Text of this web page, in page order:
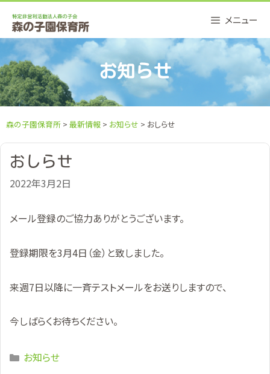
content
メニュー
お知らせ
森の子園保育所 > 最新情報 > お知らせ > おしらせ
おしらせ
2022年3月2日
メール登録のご協力ありがとうございます。
登録期限を3月4日（金）と致しました。
来週7日以降に一斉テストメールをお送りしますので、
今しばらくお待ちください。
Categories
お知らせ